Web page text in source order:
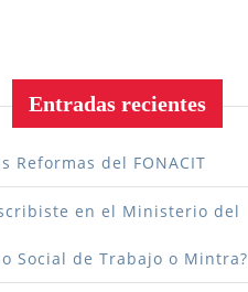
Entradas recientes
Reformas del FONACIT
en el Ministerio del
Social de Trabajo o Mintra?